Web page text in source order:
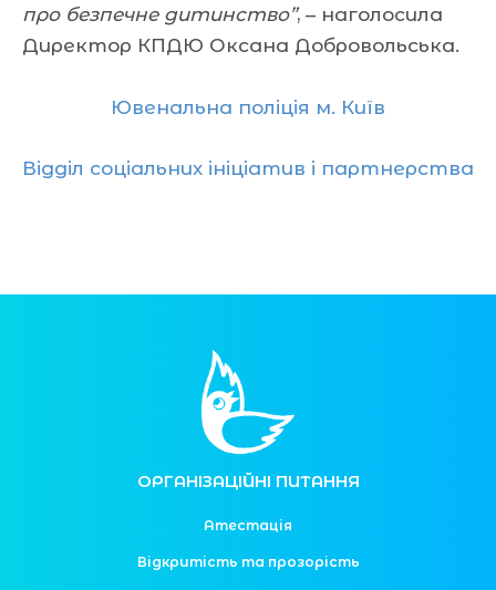
про безпечне дитинство”, – наголосила
Директор КПДЮ Оксана Добровольська.
Ювенальна поліція м. Київ
Відділ соціальних ініціатив і партнерства
ОРГАНІЗАЦІЙНІ ПИТАННЯ
Атестація
Відкритість та прозорість